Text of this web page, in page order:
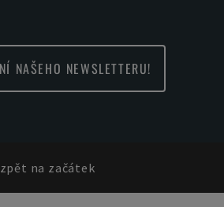
NAŠEHO NEWSLETTERU!
zpět na začátek